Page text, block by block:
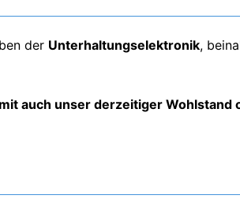
der Unterhaltungselektronik,
auch unser derzeitiger Wohlstand